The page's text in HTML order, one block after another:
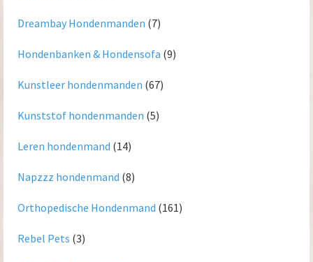
Dreambay Hondenmanden (7)
Hondenbanken & Hondensofa (9)
Kunstleer hondenmanden (67)
Kunststof hondenmanden (5)
Leren hondenmand (14)
Napzzz hondenmand (8)
Orthopedische Hondenmand (161)
Rebel Pets (3)